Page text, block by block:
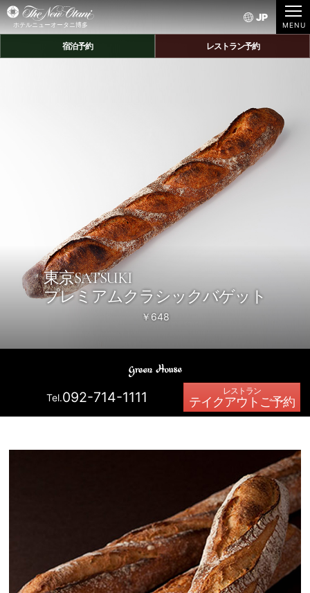
ホテルニューオータニ博多
JP
宿泊予約 レストラン予約
東京SATSUKI
プレミアムクラシックバゲット
￥648
Tel.092-714-1111 テイクアウトご予約